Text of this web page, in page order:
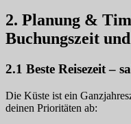
2. Planung &
Buchungszeit
2.1 Beste Reisezeit –
Die Küste ist ein
deinen Prioritäten ab: